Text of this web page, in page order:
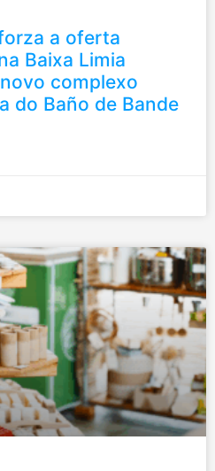
a oferta
Baixa Limia
complexo
do Baño de Bande